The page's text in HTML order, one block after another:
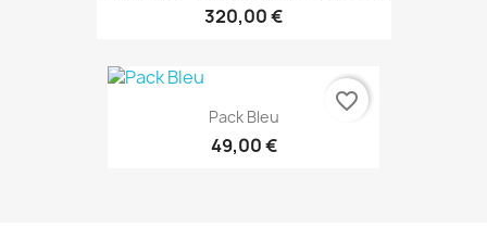
320,00 €
Pack Bleu
49,00 €
favorite_border